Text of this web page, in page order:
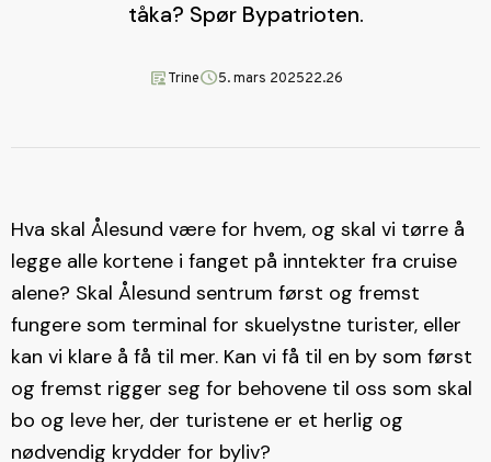
tåka? Spør Bypatrioten.
article_personTrineschedule5. mars 202522.26
Hva skal Ålesund være for hvem, og skal vi tørre å
legge alle kortene i fanget på inntekter fra cruise
alene? Skal Ålesund sentrum først og fremst
fungere som terminal for skuelystne turister, eller
kan vi klare å få til mer. Kan vi få til en by som først
og fremst rigger seg for behovene til oss som skal
bo og leve her, der turistene er et herlig og
nødvendig krydder for byliv?